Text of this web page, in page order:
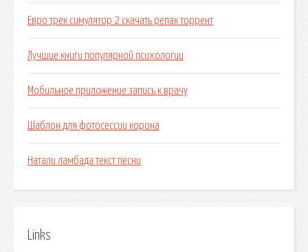
Евро трек симулятор 2 скачать репак торрент
Лучшие книги популярной психологии
Мобильное приложение запись к врачу
Шаблон для фотосессии корона
Натали ламбада текст песни
Links